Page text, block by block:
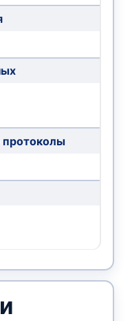
протоколы